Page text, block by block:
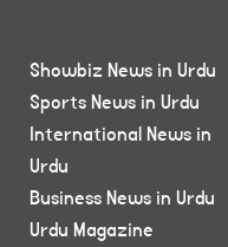
Showbiz News in Urdu
Sports News in Urdu
International News in
Urdu
Business News in Urdu
Urdu Magazine